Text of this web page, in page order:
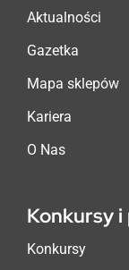
Aktualności
Gazetka
Mapa sklepów
Kariera
O Nas
Konkursy
Konkursy